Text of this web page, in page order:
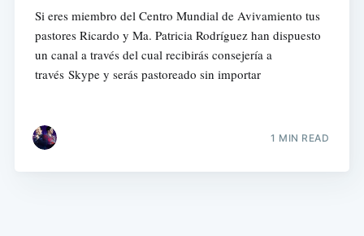
Si eres miembro del Centro Mundial de Avivamiento tus
pastores Ricardo y Ma. Patricia Rodríguez han dispuesto
un canal a través del cual recibirás consejería a
través Skype y serás pastoreado sin importar
1 MIN READ